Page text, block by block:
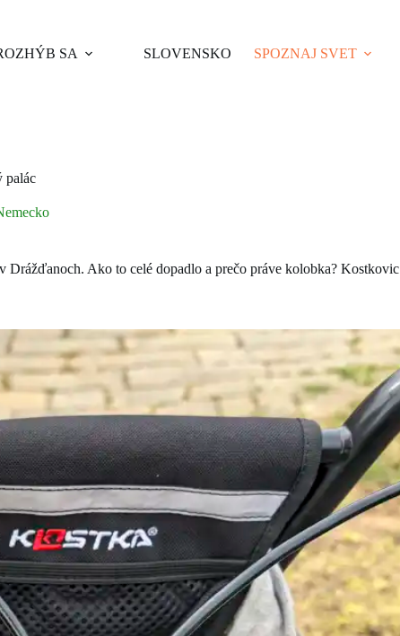
SA
SLOVENSKO SPOZNAJ SVET
palác
Ako to celé dopadlo a prečo práve kolobka? Kostkovic